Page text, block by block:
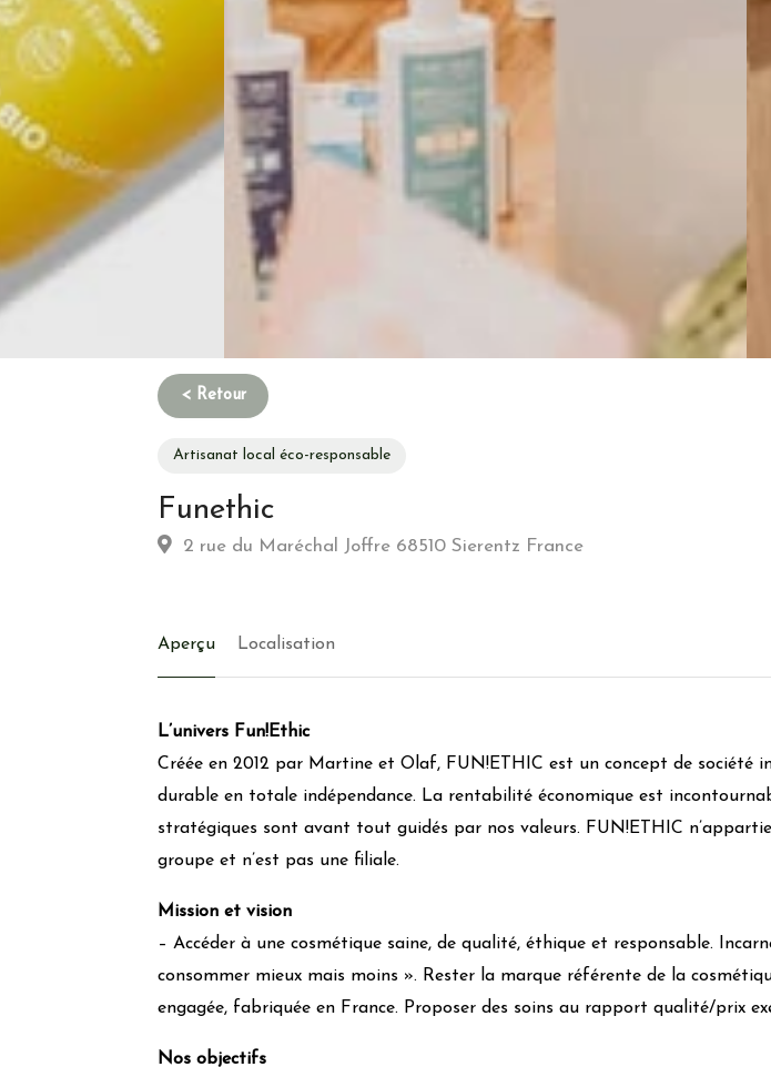
Artisanat local éco-responsable
Funethic
2 rue du Maréchal Joffre 68510 Sierentz France
Aperçu Localisation
L’univers Fun!Ethic
Créée en 2012 par Martine et Olaf, FUN!ETHIC est un concept de société
durable en totale indépendance. La rentabilité économique est
stratégiques sont avant tout guidés par nos valeurs. FUN!ETHIC
groupe et n’est pas une filiale.
Mission et vision
– Accéder à une cosmétique saine, de qualité, éthique et responsable.
consommer mieux mais moins ». Rester la marque référente de la
engagée, fabriquée en France. Proposer des soins au rapport qualité/prix
Nos objectifs